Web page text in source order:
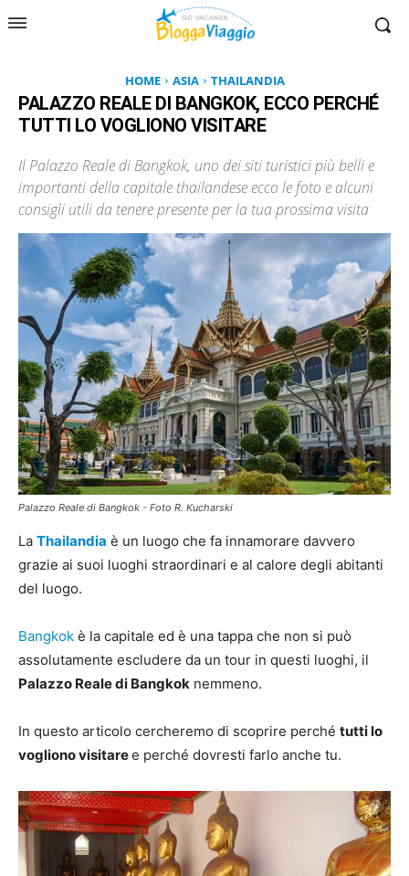
HOME ASIA THAILANDIA
PALAZZO REALE DI BANGKOK, ECCO PERCHÉ
TUTTI LO VOGLIONO VISITARE
Il Palazzo Reale di Bangkok, uno dei siti turistici più belli e
importanti della capitale thailandese ecco le foto e alcuni
consigli utili da tenere presente per la tua prossima visita
Palazzo Reale di Bangkok - Foto R. Kucharski
La Thailandia è un luogo che fa innamorare davvero
grazie ai suoi luoghi straordinari e al calore degli abitanti
del luogo.
Bangkok è la capitale ed è una tappa che non si può
assolutamente escludere da un tour in questi luoghi, il
Palazzo Reale di Bangkok nemmeno.
In questo articolo cercheremo di scoprire perché tutti lo
vogliono visitaree perché dovresti farlo anche tu.